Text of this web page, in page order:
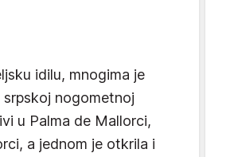
idilu, mnogima je
nogometnoj
u Palma de Mallorci,
a jednom je otkrila i